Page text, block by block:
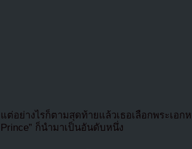
แต่อย่างไรก็ตามสุดท้ายแล้วเธอเลือกพระเ
Prince” ก็นำมาเป็นอันดับหนึ่ง